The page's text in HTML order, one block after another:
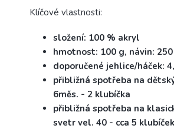
Klíčové vlastnosti:
složení: 100 % akryl
hmotnost: 100 g, návin:
doporučené jehlice/háček:
přibližná spotřeba na
6měs. - 2 klubíčka
přibližná spotřeba na
svetr vel. 40 - cca 5 klubíček